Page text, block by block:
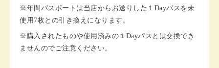
※年間パスポートは当店からお送りした１Dayパスを未
使用7枚との引き換えになります。
※購入されたものや使用済みの１Dayパスとは交換でき
ませんのでご注意ください。